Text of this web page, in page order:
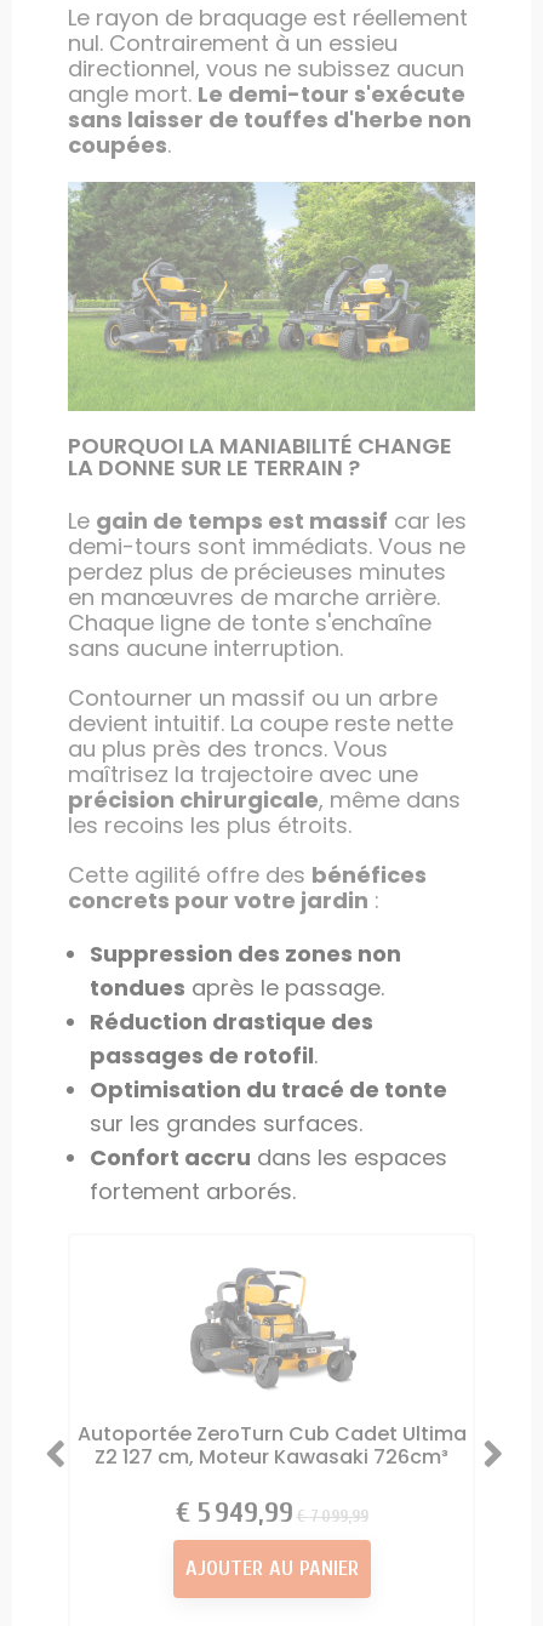
Le rayon de braquage est réellement
nul. Contrairement à un essieu
directionnel, vous ne subissez aucun
angle mort. Le demi-tour s'exécute
sans laisser de touffes d'herbe non
coupées.
POURQUOI LA MANIABILITÉ CHANGE
LA DONNE SUR LE TERRAIN ?
Le gain de temps est massif car les
demi-tours sont immédiats. Vous ne
perdez plus de précieuses minutes
en manœuvres de marche arrière.
Chaque ligne de tonte s'enchaîne
sans aucune interruption.
Contourner un massif ou un arbre
devient intuitif. La coupe reste nette
au plus près des troncs. Vous
maîtrisez la trajectoire avec une
précision chirurgicale, même dans
les recoins les plus étroits.
Cette agilité offre des bénéfices
concrets pour votre jardin :
Suppression des zones non
tondues après le passage.
Réduction drastique des
passages de rotofil.
Optimisation du tracé de tonte
sur les grandes surfaces.
Confort accru dans les espaces
fortement arborés.
Autoportée ZeroTurn Cub Cadet Ultima
Z2 127 cm, Moteur Kawasaki 726cm³
Prix
7 099,99 €
Prix
5 949,99 €
AJOUTER AU PANIER